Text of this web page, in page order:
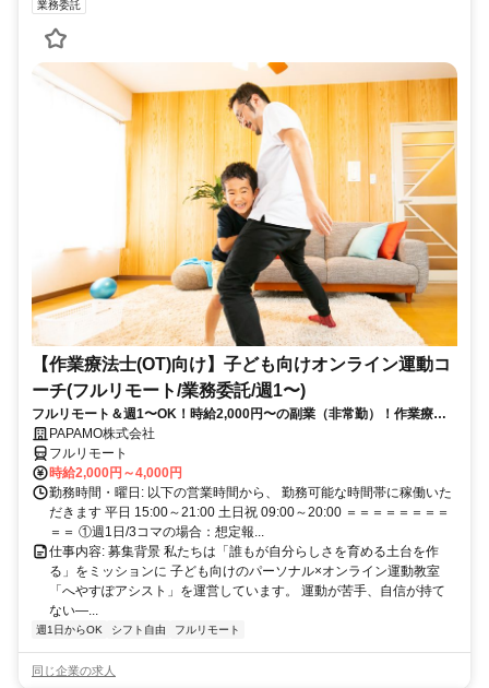
業務委託
【作業療法士(OT)向け】子ども向けオンライン運動コ
ーチ(フルリモート/業務委託/週1〜)
フルリモート＆週1〜OK！時給2,000円〜の副業（非常勤）！作業療法
士として培ってきた経験を活かしながら、スキマ時間で子どもを支援で
きるお仕事です◎
PAPAMO株式会社
フルリモート
時給2,000円～4,000円
勤務時間・曜日: 以下の営業時間から、 勤務可能な時間帯に稼働いた
だきます 平日 15:00～21:00 土日祝 09:00～20:00 ＝＝＝＝＝＝＝＝
＝＝ ①週1日/3コマの場合：想定報...
仕事内容: 募集背景 私たちは「誰もが自分らしさを育める土台を作
る」をミッションに 子ども向けのパーソナル×オンライン運動教室
「へやすぽアシスト」を運営しています。 運動が苦手、自信が持て
ない—...
週1日からOK シフト自由 フルリモート
同じ企業の求人